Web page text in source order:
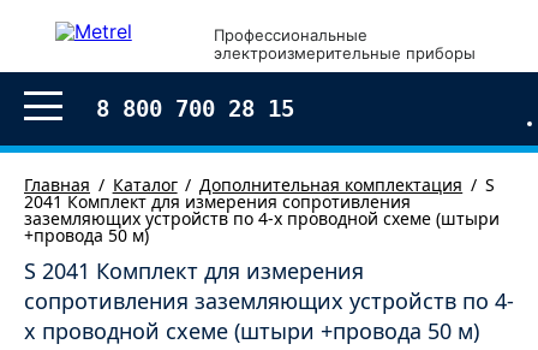
Профессиональные
электроизмерительные приборы
8 800 700 28 15
Главная Каталог Дополнительная комплектация S
2041 Комплект для измерения сопротивления
заземляющих устройств по 4-х проводной схеме (штыри
+провода 50 м)
S 2041 Комплект для измерения
сопротивления заземляющих устройств по 4-
х проводной схеме (штыри +провода 50 м)
Оформление заказа